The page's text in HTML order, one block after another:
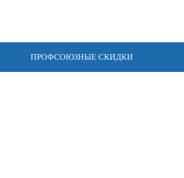
ПРОФСОЮЗНЫЕ СКИДКИ